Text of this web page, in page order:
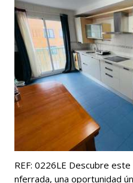
REF: 0226LE Descubre
nferrada, una oportunidad